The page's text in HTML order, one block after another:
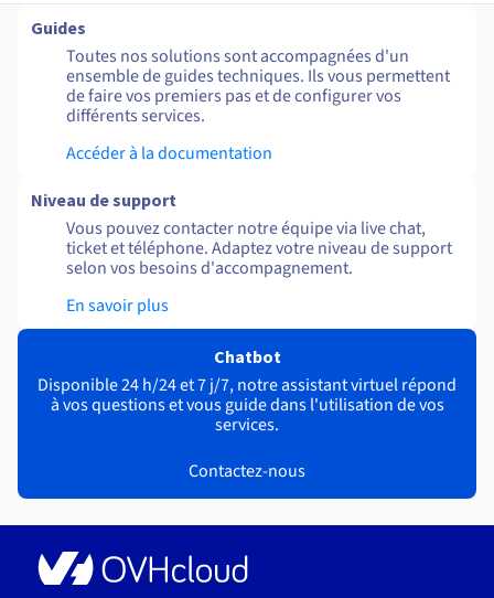
Guides
Toutes nos solutions sont accompagnées d'un
ensemble de guides techniques. Ils vous permettent
de faire vos premiers pas et de configurer vos
différents services.
Accéder à la documentation
Niveau de support
Vous pouvez contacter notre équipe via live chat,
ticket et téléphone. Adaptez votre niveau de support
selon vos besoins d'accompagnement.
En savoir plus
Chatbot
Disponible 24 h/24 et 7 j/7, notre assistant virtuel répond
à vos questions et vous guide dans l'utilisation de vos
services.
Contactez-nous